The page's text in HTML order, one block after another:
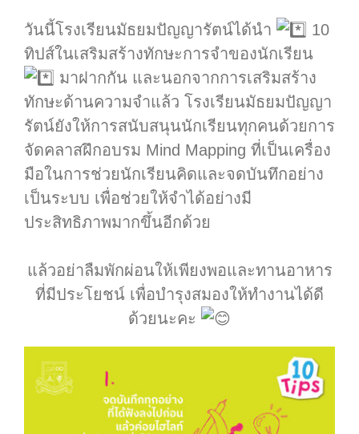
วันนี้โรงเรียนมัธยมปัญญารัตน์ได้นำ
10
ทิปส์ในเสริมสร้างทักษะการจำของนักเรียน
มาฝากกัน และนอกจากการเสริมสร้าง
ทักษะด้านความจำแล้ว โรงเรียนมัธยมปัญญา
รัตน์ยังให้การสนับสนุนนักเรียนทุกคนด้วยการ
จัดคลาสฝึกอบรม Mind Mapping ที่เป็นเครื่อง
มือในการช่วยนักเรียนคิดและจดบันทึกอย่าง
เป็นระบบ เพื่อช่วยให้จำได้อย่างมี
ประสิทธิภาพมากขึ้นอีกด้วย
แล้วอย่าลืมพักผ่อนให้เพียงพอและทานอาหาร
ที่มีประโยชน์ เพื่อบำรุงสมองให้ทำงานได้ดี
ด้วยนะคะ